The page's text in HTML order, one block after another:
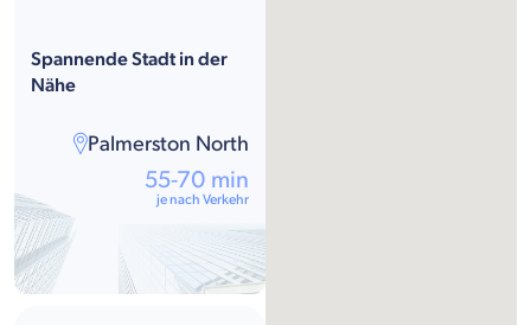
Spannende Stadt in der
Nähe
Palmerston North
55-70 min
je nach Verkehr